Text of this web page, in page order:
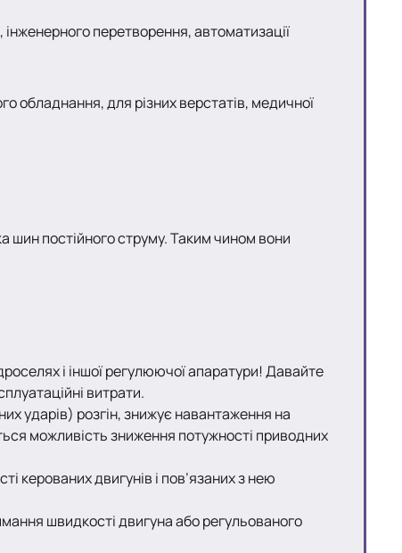
перетворення, автоматизації
обладнання, для різних верстатів, медичної
шин постійного струму. Таким чином вони
і іншої регулюючої апаратури! Давайте
витрати.
ударів) розгін, знижує навантаження на
можливість зниження потужності приводних
керованих двигунів і пов’язаних з нею
швидкості двигуна або регульованого